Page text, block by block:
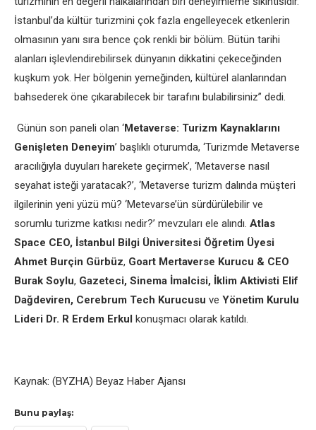
İstanbul’da kültür turizmini çok fazla engelleyecek etkenlerin
olmasının yanı sıra bence çok renkli bir bölüm. Bütün tarihi
alanları işlevlendirebilirsek dünyanın dikkatini çekeceğinden
kuşkum yok. Her bölgenin yemeğinden, kültürel alanlarından
bahsederek öne çıkarabilecek bir tarafını bulabilirsiniz” dedi.
Günün son paneli olan ‘Metaverse: Turizm Kaynaklarını
Genişleten Deneyim’ başlıklı oturumda, ‘Turizmde Metaverse
aracılığıyla duyuları harekete geçirmek’, ‘Metaverse nasıl
seyahat isteği yaratacak?’, ‘Metaverse turizm dalında müşteri
ilgilerinin yeni yüzü mü? ‘Metevarse’ün sürdürülebilir ve
sorumlu turizme katkısı nedir?’ mevzuları ele alındı. Atlas
Space CEO, İstanbul Bilgi Üniversitesi Öğretim Üyesi
Ahmet Burçin Gürbüz, Goart Mertaverse Kurucu & CEO
Burak Soylu, Gazeteci, Sinema İmalcisi, İklim Aktivisti Elif
Dağdeviren, Cerebrum Tech Kurucusu ve Yönetim Kurulu
Lideri Dr. R Erdem Erkul konuşmacı olarak katıldı.
Kaynak: (BYZHA) Beyaz Haber Ajansı
Bunu paylaş: